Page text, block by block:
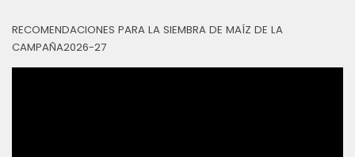
RECOMENDACIONES PARA LA SIEMBRA DE MAÍZ DE LA
CAMPAÑA2026-27